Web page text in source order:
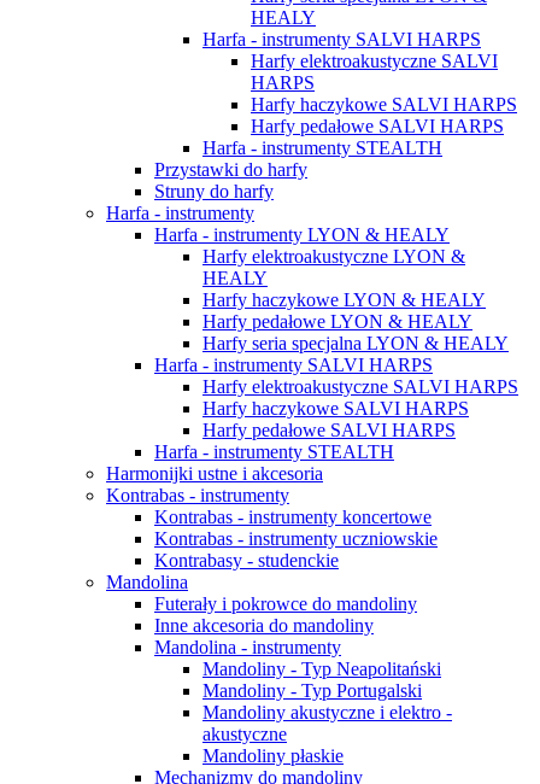
HEALY
Harfa - instrumenty SALVI HARPS
Harfy elektroakustyczne SALVI
HARPS
Harfy haczykowe SALVI HARPS
Harfy pedałowe SALVI HARPS
Harfa - instrumenty STEALTH
Przystawki do harfy
Struny do harfy
Harfa - instrumenty
Harfa - instrumenty LYON & HEALY
Harfy elektroakustyczne LYON &
HEALY
Harfy haczykowe LYON & HEALY
Harfy pedałowe LYON & HEALY
Harfy seria specjalna LYON & HEALY
Harfa - instrumenty SALVI HARPS
Harfy elektroakustyczne SALVI HARPS
Harfy haczykowe SALVI HARPS
Harfy pedałowe SALVI HARPS
Harfa - instrumenty STEALTH
Harmonijki ustne i akcesoria
Kontrabas - instrumenty
Kontrabas - instrumenty koncertowe
Kontrabas - instrumenty uczniowskie
Kontrabasy - studenckie
Mandolina
Futerały i pokrowce do mandoliny
Inne akcesoria do mandoliny
Mandolina - instrumenty
Mandoliny - Typ Neapolitański
Mandoliny - Typ Portugalski
Mandoliny akustyczne i elektro -
akustyczne
Mandoliny płaskie
Mechanizmy do mandoliny